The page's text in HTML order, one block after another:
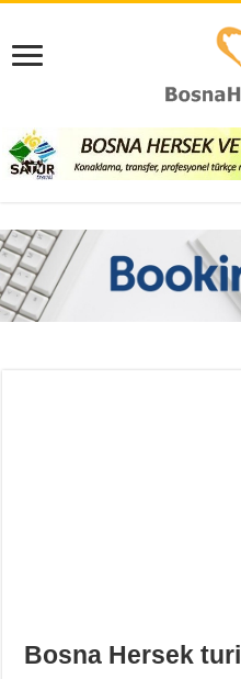
Bosna Hersek